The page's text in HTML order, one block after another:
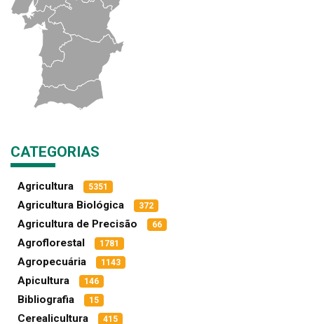
CATEGORIAS
Agricultura 5351
Agricultura Biológica 372
Agricultura de Precisão 66
Agroflorestal 1781
Agropecuária 1143
Apicultura 146
Bibliografia 15
Cerealicultura 415